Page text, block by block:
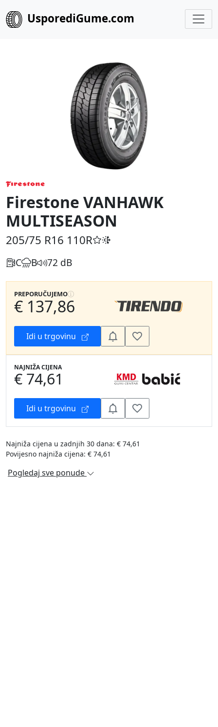
UsporediGume.com
Firestone VANHAWK
MULTISEASON
205/75 R16 110R
C B 72 dB
PREPORUČUJEMO
€ 137,86
Idi u trgovinu
NAJNIŽA CIJENA
€ 74,61
Idi u trgovinu
Najniža cijena u zadnjih 30 dana: € 74,61
Povijesno najniža cijena: € 74,61
Pogledaj sve ponude